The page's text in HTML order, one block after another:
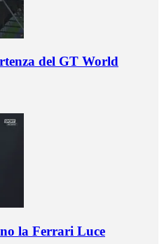
del GT World
la Ferrari Luce